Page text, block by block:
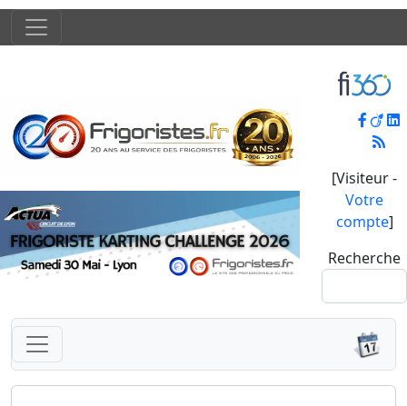
[Visiteur -
Votre
compte]
Recherche